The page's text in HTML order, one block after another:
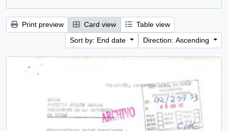
Print preview Card view
Table view
Sort by: End date
Direction: Ascending